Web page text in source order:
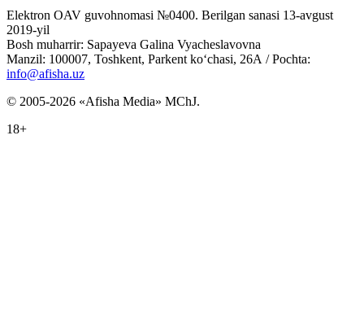
Elektron OAV guvohnomasi №0400. Berilgan sanasi 13-avgust
2019-yil
Bosh muharrir: Sapayeva Galina Vyacheslavovna
Manzil: 100007, Toshkent, Parkent ko‘chasi, 26А / Pochta:
info@afisha.uz
© 2005-2026 «Afisha Media» MChJ.
18+